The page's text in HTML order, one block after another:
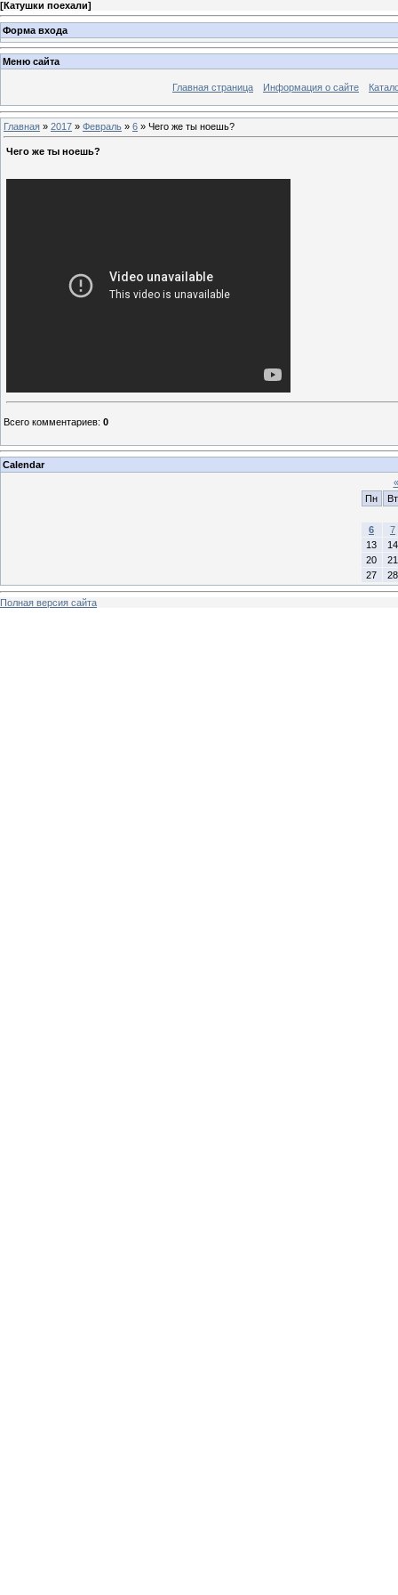
[Катушки поехали]
Форма входа
Меню сайта
Главная страница Информация о сайте
Главная » 2017 » Февраль » 6 » Чего же ты ноешь?
Чего же ты ноешь?
Всего комментариев: 0
Calendar
«
Пн
Вт
6
7
13
14
20
21
27
28
Полная версия сайта